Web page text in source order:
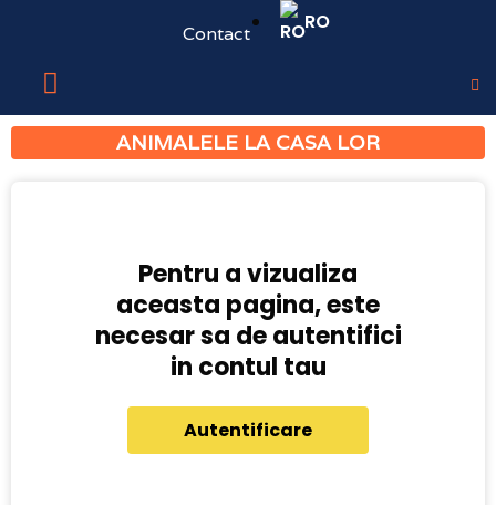
Contact RO
ANIMALELE LA CASA LOR
Pentru a vizualiza
aceasta pagina, este
necesar sa de autentifici
in contul tau
Autentificare